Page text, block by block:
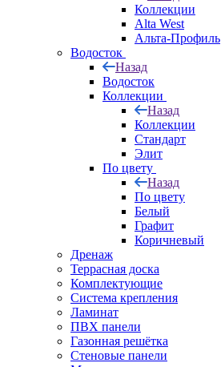
Коллекции
Alta West
Альта-Профиль
Водосток
Назад
Водосток
Коллекции
Назад
Коллекции
Стандарт
Элит
По цвету
Назад
По цвету
Белый
Графит
Коричневый
Дренаж
Террасная доска
Комплектующие
Система крепления
Ламинат
ПВХ панели
Газонная решётка
Стеновые панели